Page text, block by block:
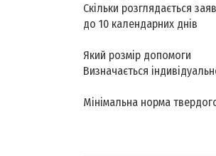
Скільки розглядається
до 10 календарних днів
Який розмір допомоги
Визначається
Мінімальна норма